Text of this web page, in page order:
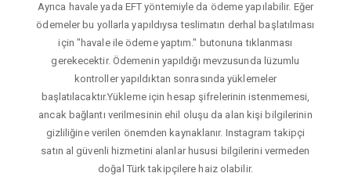
Ayrıca havale yada EFT yöntemiyle da ödeme yapılabilir. Eğer
ödemeler bu yollarla yapıldıysa teslimatın derhal başlatılması
için "havale ile ödeme yaptım." butonuna tıklanması
gerekecektir. Ödemenin yapıldığı mevzusunda lüzumlu
kontroller yapıldıktan sonrasında yüklemeler
başlatılacaktır.Yükleme için hesap şifrelerinin istenmemesi,
ancak bağlantı verilmesinin ehil oluşu da alan kişi bilgilerinin
gizliliğine verilen önemden kaynaklanır. Instagram takipçi
satın al güvenli hizmetini alanlar hususi bilgilerini vermeden
doğal Türk takipçilere haiz olabilir.